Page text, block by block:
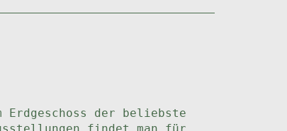
Erdgeschoss der beliebste